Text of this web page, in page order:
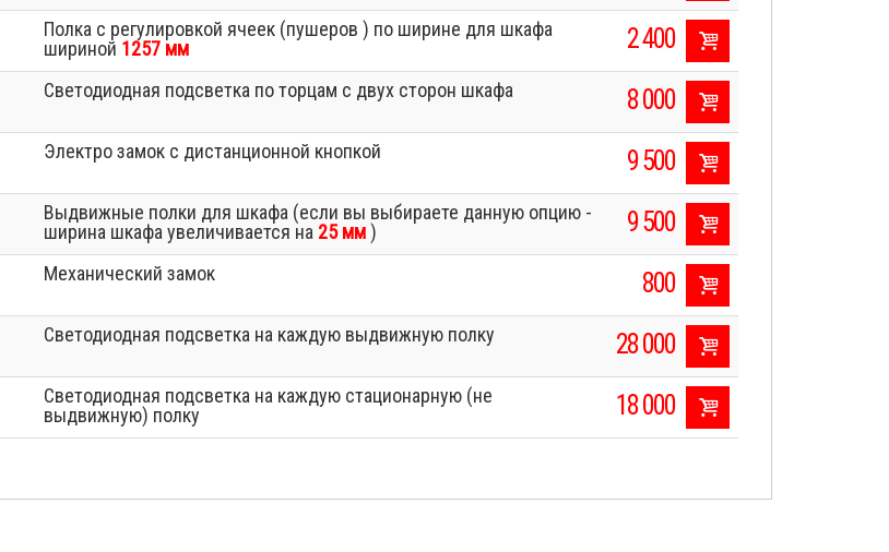
Полка с регулировкой ячеек (пушеров ) по ширине для шкафа
шириной 1257 мм 2 400
Светодиодная подсветка по торцам с двух сторон шкафа 8 000
Электро замок с дистанционной кнопкой 9 500
Выдвижные полки для шкафа (если вы выбираете данную опцию -
ширина шкафа увеличивается на 25 мм) 9 500
Механический замок 800
Светодиодная подсветка на каждую выдвижную полку 28 000
Светодиодная подсветка на каждую стационарную (не
выдвижную) полку
18 000